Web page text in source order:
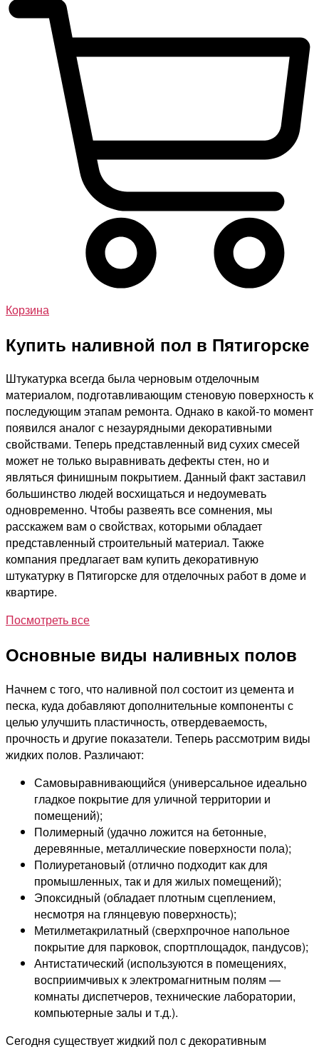
Корзина
Купить наливной пол в Пятигорске
Штукатурка всегда была черновым отделочным
материалом, подготавливающим стеновую поверхность к
последующим этапам ремонта. Однако в какой-то момент
появился аналог с незаурядными декоративными
свойствами. Теперь представленный вид сухих смесей
может не только выравнивать дефекты стен, но и
являться финишным покрытием. Данный факт заставил
большинство людей восхищаться и недоумевать
одновременно. Чтобы развеять все сомнения, мы
расскажем вам о свойствах, которыми обладает
представленный строительный материал. Также
компания предлагает вам купить декоративную
штукатурку в Пятигорске для отделочных работ в доме и
квартире.
Посмотреть все
Основные виды наливных полов
Начнем с того, что наливной пол состоит из цемента и
песка, куда добавляют дополнительные компоненты с
целью улучшить пластичность, отвердеваемость,
прочность и другие показатели. Теперь рассмотрим виды
жидких полов. Различают:
Самовыравнивающийся (универсальное идеально
гладкое покрытие для уличной территории и
помещений);
Полимерный (удачно ложится на бетонные,
деревянные, металлические поверхности пола);
Полиуретановый (отлично подходит как для
промышленных, так и для жилых помещений);
Эпоксидный (обладает плотным сцеплением,
несмотря на глянцевую поверхность);
Метилметакрилатный (сверхпрочное напольное
покрытие для парковок, спортплощадок, пандусов);
Антистатический (используются в помещениях,
восприимчивых к электромагнитным полям —
комнаты диспетчеров, технические лаборатории,
компьютерные залы и т.д.).
Сегодня существует жидкий пол с декоративным